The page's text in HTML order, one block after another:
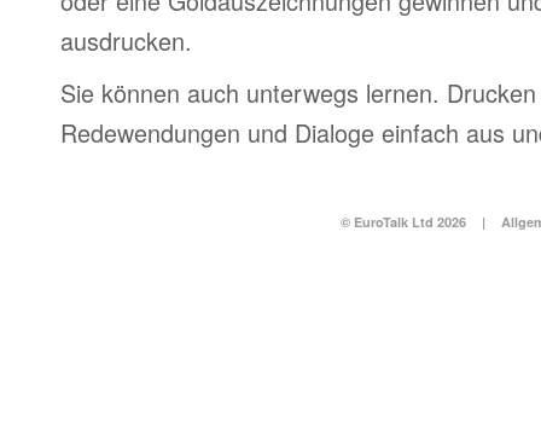
ausdrucken.
Sie können auch unterwegs lernen.
Redewendungen und Dialoge einfach aus
© EuroTalk Ltd 2026 |